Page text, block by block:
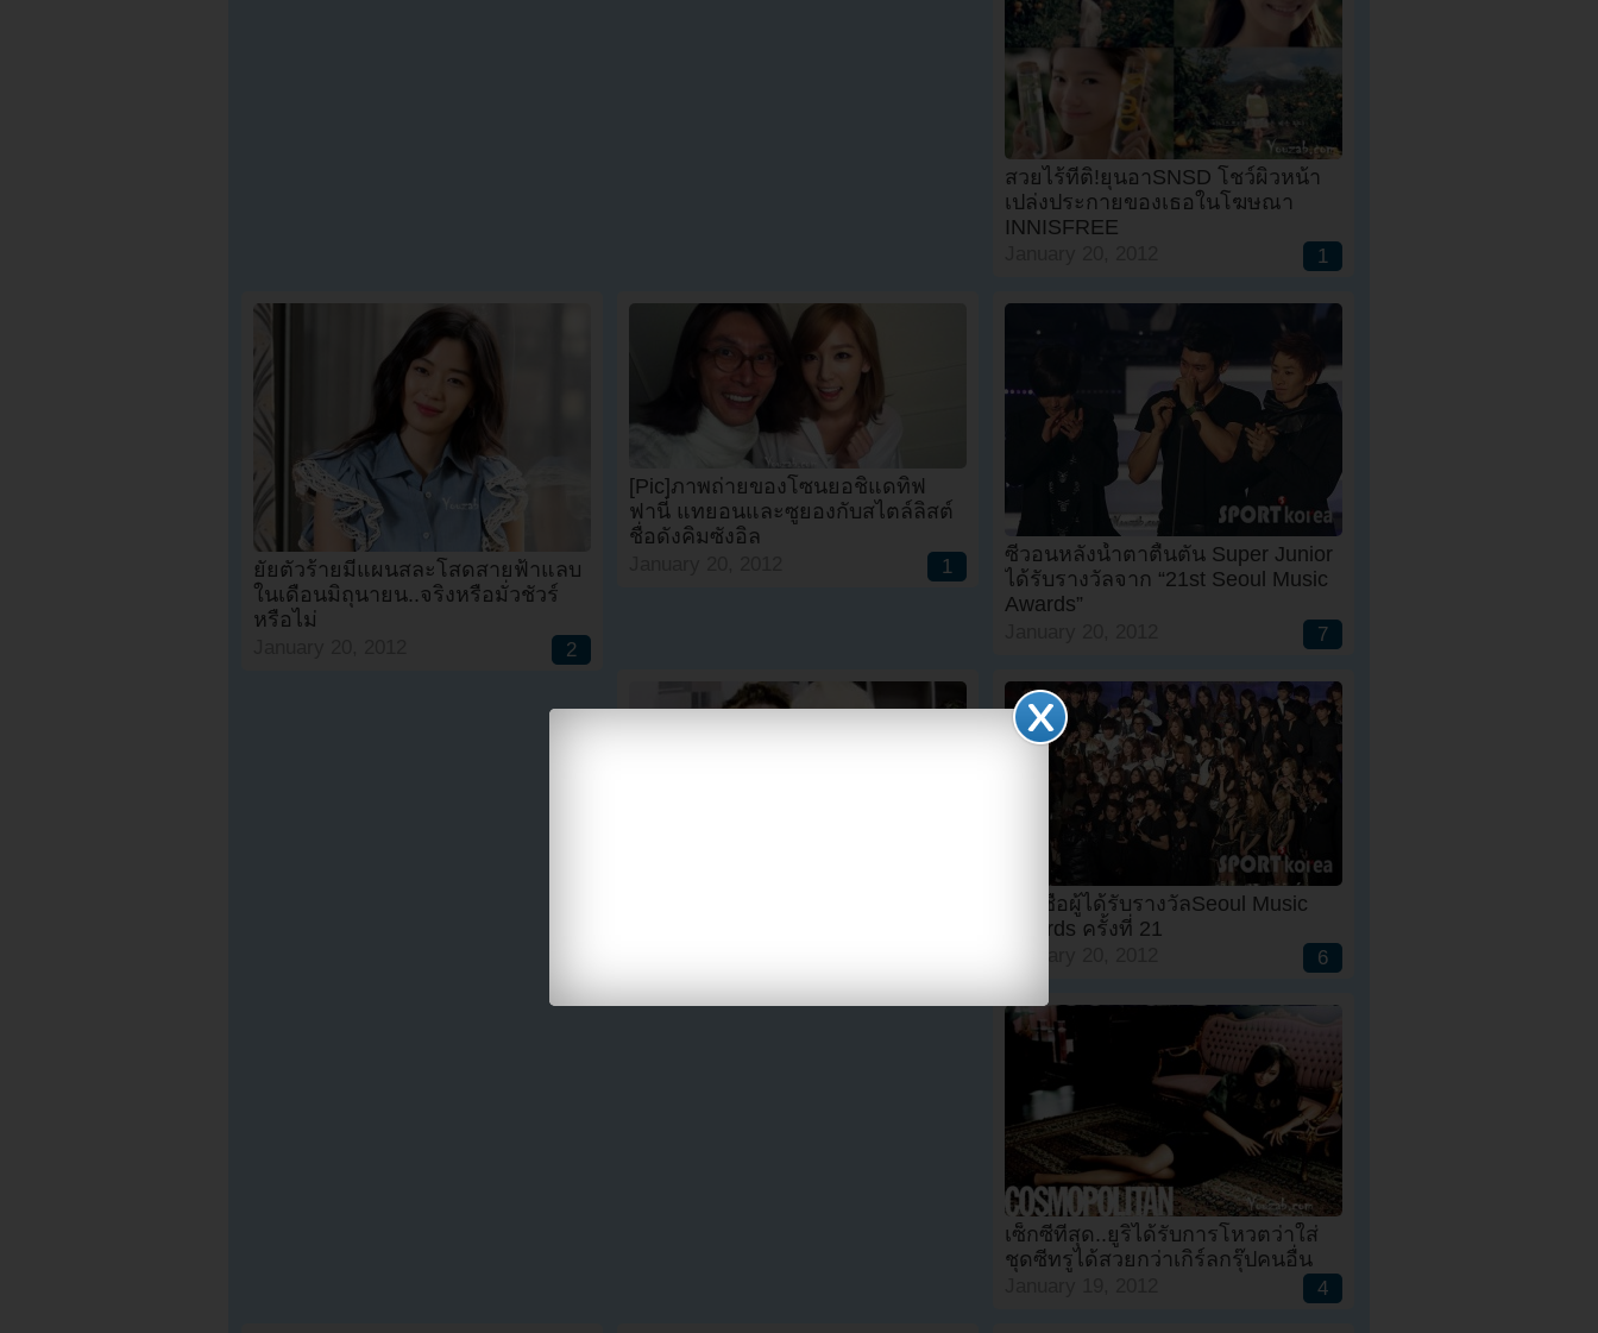
สวยไร้ที่ติ!ยุนอาSNSD โชว์ผิวหน้า
เปล่งประกายของเธอในโฆษณา
INNISFREE
1
ยัยตัวร้ายมีแผนสละโสดสายฟ้าแลบ
ในเดือนมิถุนายน..จริงหรือมั่วชัวร์
หรือไม่
2
[Pic]ภาพถ่ายของโซนยอชิแดทิฟ
ฟานี่ แทยอนและซูยองกับสไตล์ลิสต์
ชื่อดังคิมซังอิล
1
ซีวอนหลั่งน้ำตาตื้นตัน Super Junior
ได้รับรางวัลจาก “21st Seoul Music
Awards”
7
รายชื่อผู้ได้รับรางวัลSeoul Music
Awards ครั้งที่ 21
6
เซ็กซี่ที่สุด..ยูริได้รับการโหวตว่าใส่
ชุดซีทรูได้สวยกว่าเกิร์ลกรุ๊ปคนอื่น
4